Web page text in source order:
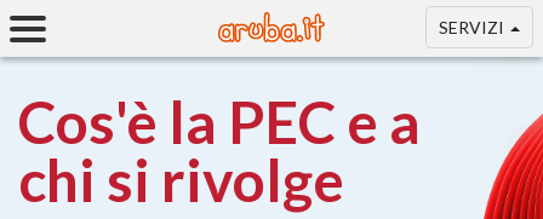
SERVIZI
Cos'è la PEC e a
chi si rivolge